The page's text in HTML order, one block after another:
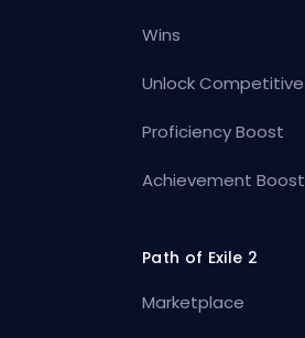
Wins
Unlock Competitive
Proficiency Boost
Achievement Boost
Path of Exile 2
Marketplace